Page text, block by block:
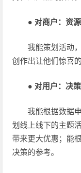
● 对商户：资
我能策划活动
创作出让他们惊喜
● 对用户：决
我能根据数据
划线上线下的主题
带来更大优惠；能
决策的参考。